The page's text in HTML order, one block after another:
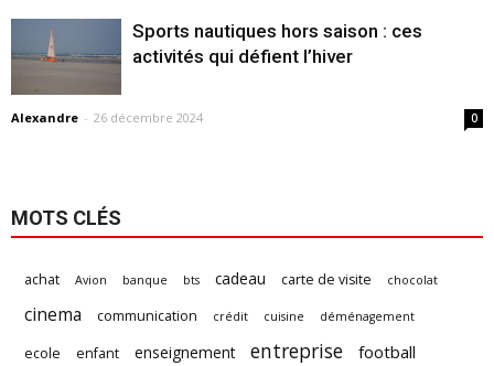
Sports nautiques hors saison : ces
activités qui défient l’hiver
Alexandre - 26 décembre 2024 0
MOTS CLÉS
achat Avion banque bts cadeau carte de visite chocolat
cinema communication crédit cuisine déménagement
ecole enfant enseignement entreprise
football